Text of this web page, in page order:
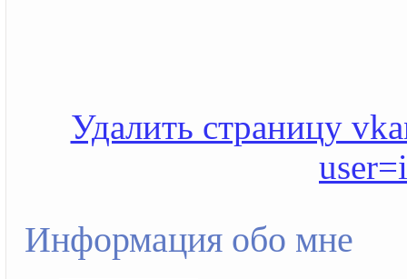
Удалить страницу
Информация обо мне